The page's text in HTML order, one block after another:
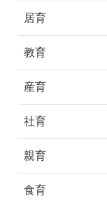
居育
教育
産育
社育
親育
食育